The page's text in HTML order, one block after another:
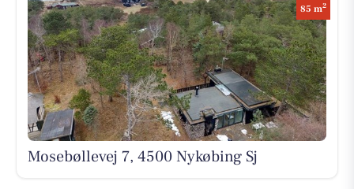
85 m2
Mosebøllevej 7, 4500 Nykøbing Sj